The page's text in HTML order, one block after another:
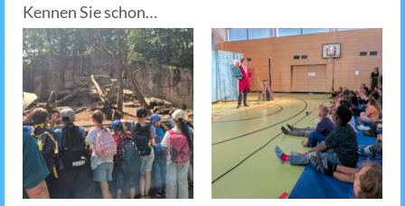
Kennen Sie schon…